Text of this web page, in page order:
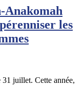
Anakomah
les
juillet. Cette année,